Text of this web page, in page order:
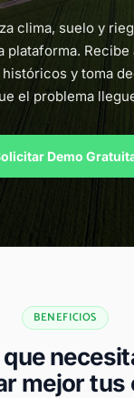
clima, suelo y
plataforma. Recibe
y toma
el problema
Demo
BENEFICIOS
que
mejor